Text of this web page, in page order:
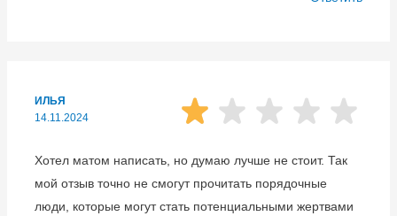
ИЛЬЯ
14.11.2024
Хотел матом написать, но думаю лучше не стоит. Так
мой отзыв точно не смогут прочитать порядочные
люди, которые могут стать потенциальными жертвами